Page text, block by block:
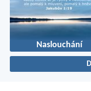
Naslouchání